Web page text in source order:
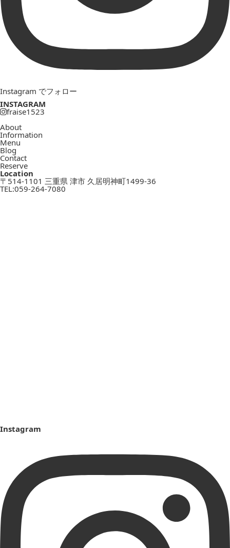
Instagram でフォロー
INSTAGRAM
fraise1523
About
Information
Menu
Blog
Contact
Reserve
Location
〒514-1101 三重県 津市 久居明神町1499-36
TEL:059-264-7080
Instagram